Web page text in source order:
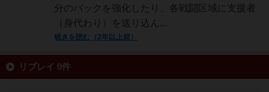
分のバックを強化したり、各戦闘区域に支援者
（身代わり）を送り込ん...
続きを読む（2年以上前）
リプレイ 0件